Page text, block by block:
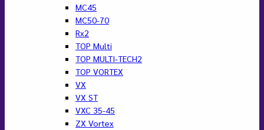
MC45
MC50-70
Rx2
TOP Multi
TOP MULTI-TECH2
TOP VORTEX
VX
VX ST
VXC 35-45
ZX Vortex